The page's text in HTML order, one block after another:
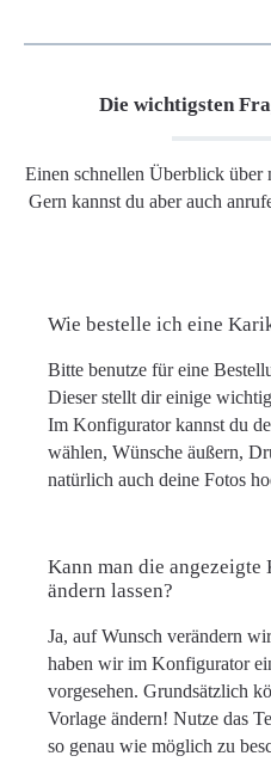
Die wichtigsten
Einen schnellen Überblick über
Gern kannst du aber auch
Wie bestelle ich eine
Bitte benutze für eine
Dieser stellt dir einige
Im Konfigurator kannst du
wählen, Wünsche äußern,
natürlich auch deine Fotos
Kann man die
ändern lassen?
Ja, auf Wunsch verändern
haben wir im Konfigurator
vorgesehen. Grundsätzlich
Vorlage ändern! Nutze das
so genau wie möglich zu